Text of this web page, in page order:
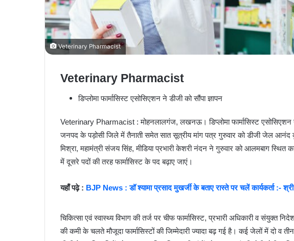
Veterinary Pharmacist
Veterinary Pharmacist
डिप्लोमा फार्मासिस्ट एसोसिएशन ने डीजी को सौंपा ज्ञापन
Veterinary Pharmacist : मोहनलालगंज, लखनऊ। डिप्लोमा फार्मासिस्ट एसोसिएशन
जनपद के पड़ोसी जिले में तैनाती समेत सात सूत्रीय मांग पत्र गुरुवार को डीजी जेल आनंद
मिश्रा, महामंत्री संजय सिंह, मीडिया प्रभारी केशरी नंदन ने गुरुवार को आलमबाग स्थित
में दूसरे पदों की तरह फार्मासिस्ट के पद बढ़ाए जाएं।
यहाँ पढ़े : BJP News : डॉ श्यामा प्रसाद मुखर्जी के बताए रास्ते पर चलें कार्यकर्ता :-
चिकित्सा एवं स्वास्थ्य विभाग की तर्ज पर चीफ फार्मासिस्ट, प्रभारी अधिकारी व संयुक्त
की कमी के चलते मौजूदा फार्मासिस्टों की जिम्मेदारी ज्यादा बढ़ गई है। कई जेलों में दो व